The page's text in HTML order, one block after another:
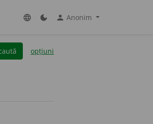
language dark_mode person Anonim
opțiuni